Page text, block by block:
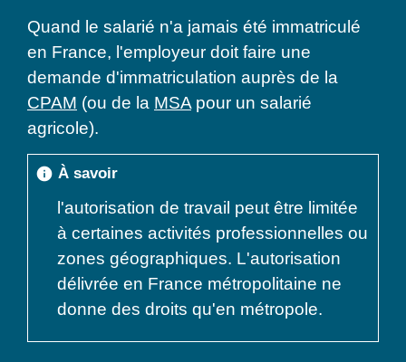
Quand le salarié n'a jamais été immatriculé
en France, l'employeur doit faire une
demande d'immatriculation auprès de la
CPAM (ou de la MSA pour un salarié
agricole).
info À savoir
l'autorisation de travail peut être limitée
à certaines activités professionnelles ou
zones géographiques. L'autorisation
délivrée en France métropolitaine ne
donne des droits qu'en métropole.